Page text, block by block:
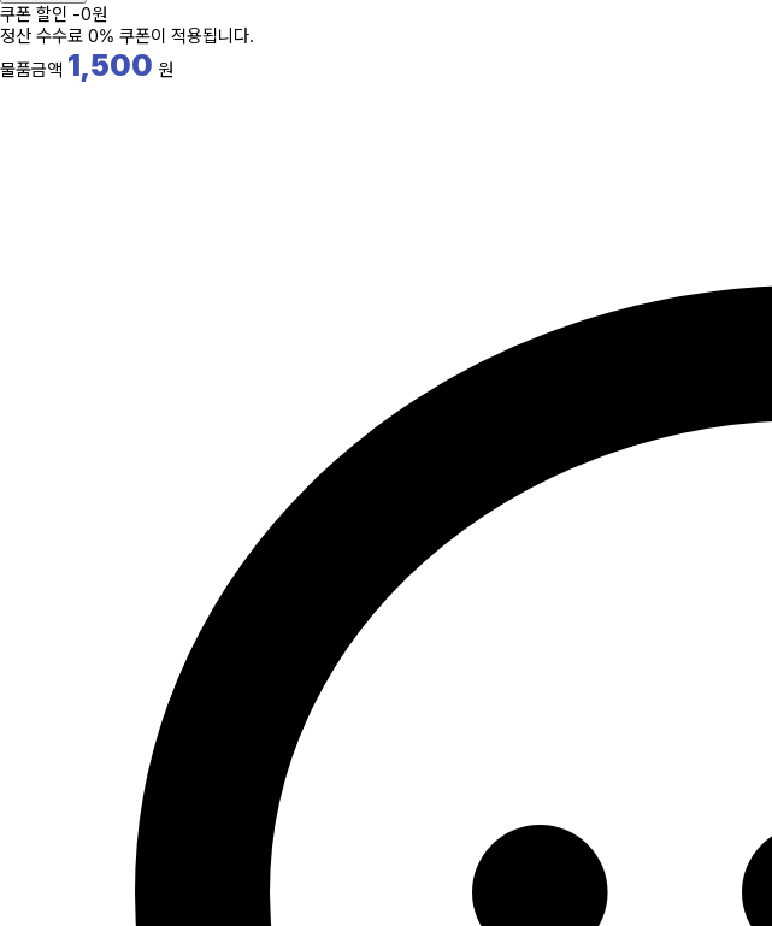
쿠폰 할인 -0원
정산 수수료 0% 쿠폰이 적용됩니다.
물품금액 1,500 원